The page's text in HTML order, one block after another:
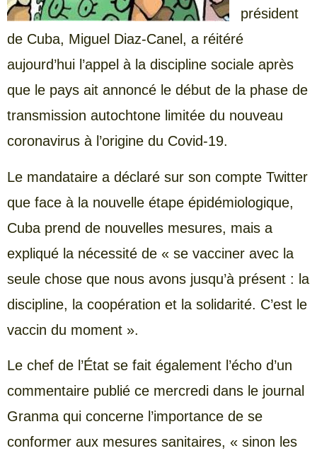
président
de Cuba, Miguel Diaz-Canel, a réitéré
aujourd’hui l’appel à la discipline sociale après
que le pays ait annoncé le début de la phase de
transmission autochtone limitée du nouveau
coronavirus à l’origine du Covid-19.
Le mandataire a déclaré sur son compte Twitter
que face à la nouvelle étape épidémiologique,
Cuba prend de nouvelles mesures, mais a
expliqué la nécessité de « se vacciner avec la
seule chose que nous avons jusqu’à présent : la
discipline, la coopération et la solidarité. C’est le
vaccin du moment ».
Le chef de l’État se fait également l’écho d’un
commentaire publié ce mercredi dans le journal
Granma qui concerne l’importance de se
conformer aux mesures sanitaires, « sinon les